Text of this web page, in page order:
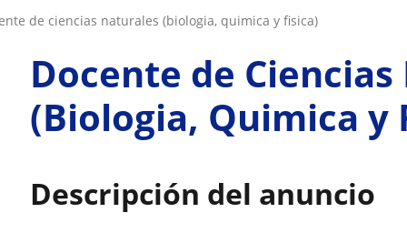
de ciencias naturales (biologia, quimica y fisica)
Docente de
(Biologia, Quimica y
Descripción del anuncio